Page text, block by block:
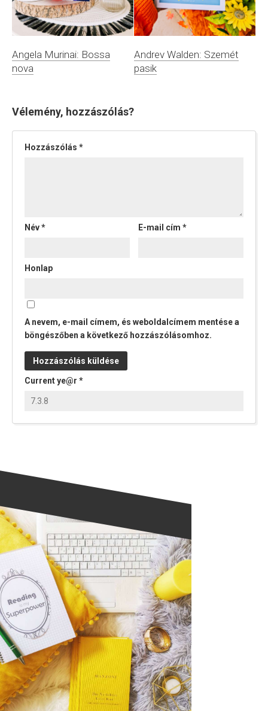
Angela Murinai: Bossa
nova
Andrev Walden: Szemét
pasik
Vélemény, hozzászólás?
Hozzászólás *
Név* E-mail cím*
Honlap
A nevem, e-mail címem, és weboldalcímem mentése a
böngészőben a következő hozzászólásomhoz.
Current ye@r *